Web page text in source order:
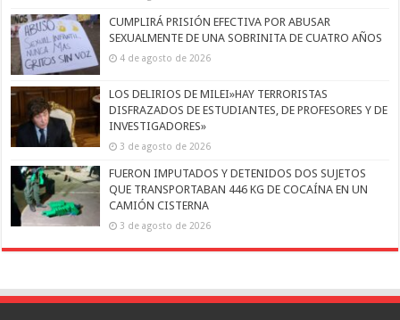
CUMPLIRÁ PRISIÓN EFECTIVA POR ABUSAR
SEXUALMENTE DE UNA SOBRINITA DE CUATRO AÑOS
4 de agosto de 2026
LOS DELIRIOS DE MILEI»HAY TERRORISTAS
DISFRAZADOS DE ESTUDIANTES, DE PROFESORES Y DE
INVESTIGADORES»
3 de agosto de 2026
FUERON IMPUTADOS Y DETENIDOS DOS SUJETOS
QUE TRANSPORTABAN 446 KG DE COCAÍNA EN UN
CAMIÓN CISTERNA
3 de agosto de 2026